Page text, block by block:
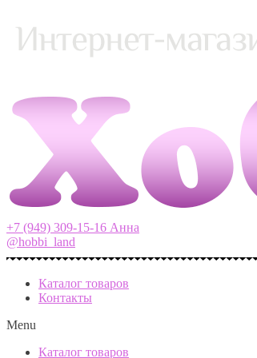
+7 (949) 309-15-16 Анна
@hobbi_land
Каталог товаров
Контакты
Menu
Каталог товаров